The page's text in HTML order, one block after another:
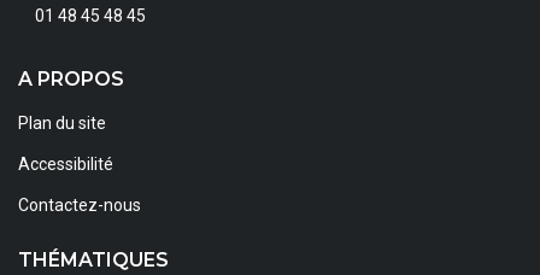
01 48 45 48 45
A PROPOS
Plan du site
Accessibilité
Contactez-nous
THÉMATIQUES